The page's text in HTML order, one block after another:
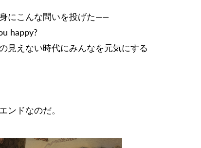
にこんな問いを投げた――
happy?
見えない時代にみんなを元気にする
ンドなのだ。